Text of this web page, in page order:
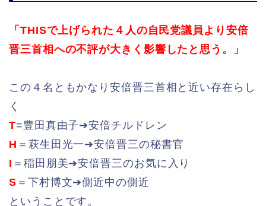
「THISで上げられた４人の自民党議員より安倍
晋三首相への不評が大きく影響したと思う。」
この４名ともかなり安倍晋三首相と近い存在らし
く
T=豊田真由子➔安倍チルドレン
H ＝萩生田光一➔安倍晋三の秘書官
I ＝稲田朋美➔安倍晋三のお気に入り
S ＝下村博文➔側近中の側近
ということです。